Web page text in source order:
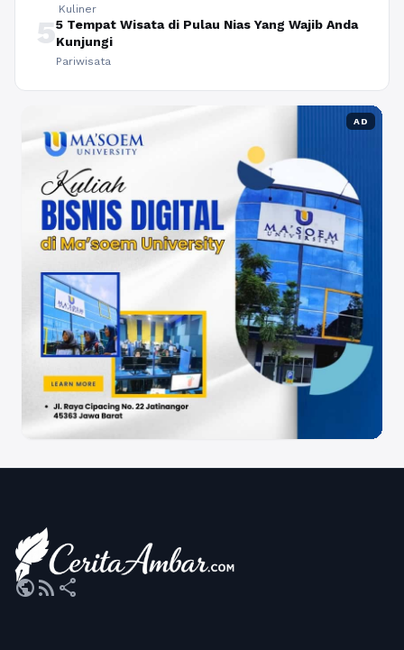
Kuliner
55 Tempat Wisata di Pulau Nias Yang Wajib Anda
Kunjungi
Pariwisata
AD
publicrss_feed share